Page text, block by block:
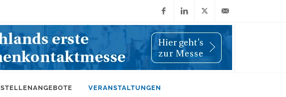
FacebookLinkedIn
X
(Twitter)
info@wiwi-
STELLENANGEBOTE VERANSTALTUNGEN